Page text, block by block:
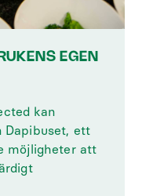
EGEN
kan
Dapibuset, ett
möjligheter att